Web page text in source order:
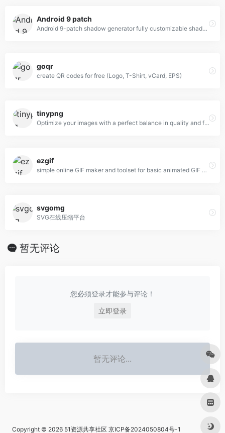
Android 9 patch
Android 9-patch shadow generator fully customizable shadows
goqr
create QR codes for free (Logo, T-Shirt, vCard, EPS)
tinypng
Optimize your images with a perfect balance in quality and file size.
ezgif
simple online GIF maker and toolset for basic animated GIF editing.
svgomg
SVG在线压缩平台
暂无评论
您必须登录才能参与评论！
立即登录
暂无评论...
Copyright © 2026 51资源共享社区 京ICP备2024050804号-1